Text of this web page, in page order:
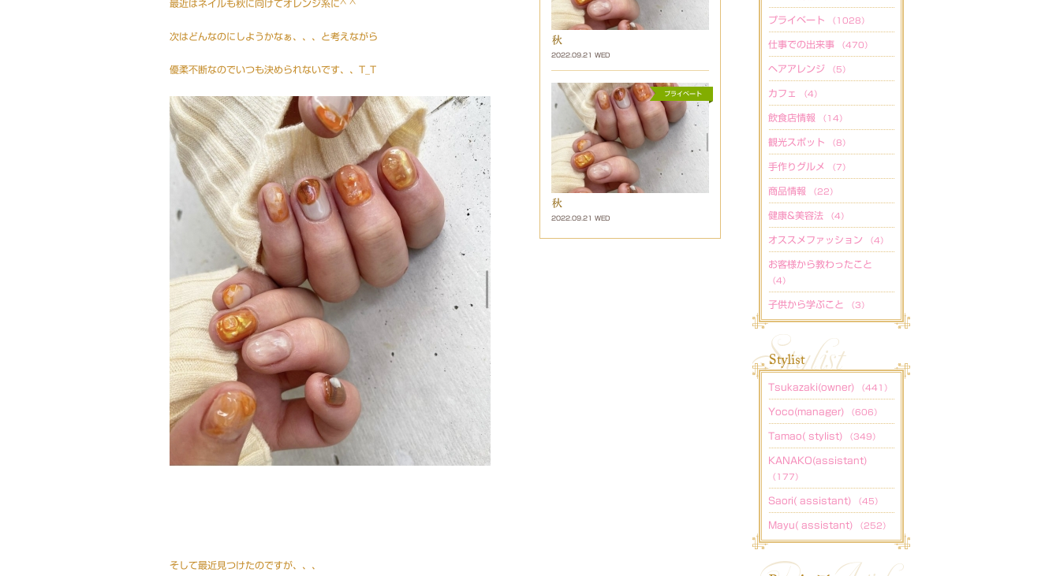
最近はネイルも秋に向けてオレンジ系に^ ^
次はどんなのにしようかなぁ、、、と考えながら
優柔不断なのでいつも決められないです、、T_T
そして最近見つけたのですが、、、
秋
2022.09.21 WED
秋
2022.09.21 WED
プライベート （1028）
仕事での出来事 （470）
ヘアアレンジ （5）
カフェ （4）
飲食店情報 （14）
観光スポット （8）
手作りグルメ （7）
商品情報 （22）
健康&美容法 （4）
オススメファッション （4）
お客様から教わったこと
（4）
子供から学ぶこと （3）
Tsukazaki(owner) （441）
Yoco(manager) （606）
Tamao( stylist) （349）
KANAKO(assistant)
（177）
Saori( assistant) （45）
Mayu( assistant) （252）